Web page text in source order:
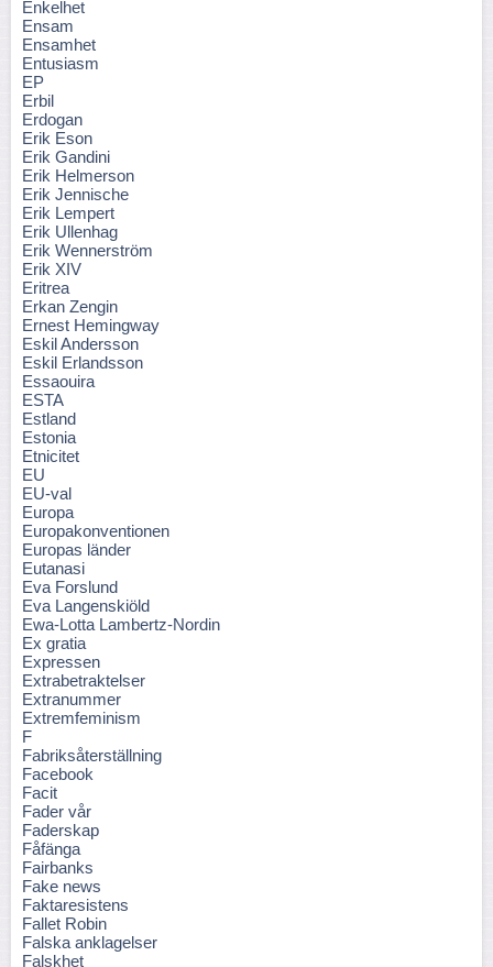
Enkelhet
Ensam
Ensamhet
Entusiasm
EP
Erbil
Erdogan
Erik Eson
Erik Gandini
Erik Helmerson
Erik Jennische
Erik Lempert
Erik Ullenhag
Erik Wennerström
Erik XIV
Eritrea
Erkan Zengin
Ernest Hemingway
Eskil Andersson
Eskil Erlandsson
Essaouira
ESTA
Estland
Estonia
Etnicitet
EU
EU-val
Europa
Europakonventionen
Europas länder
Eutanasi
Eva Forslund
Eva Langenskiöld
Ewa-Lotta Lambertz-Nordin
Ex gratia
Expressen
Extrabetraktelser
Extranummer
Extremfeminism
F
Fabriksåterställning
Facebook
Facit
Fader vår
Faderskap
Fåfänga
Fairbanks
Fake news
Faktaresistens
Fallet Robin
Falska anklagelser
Falskhet